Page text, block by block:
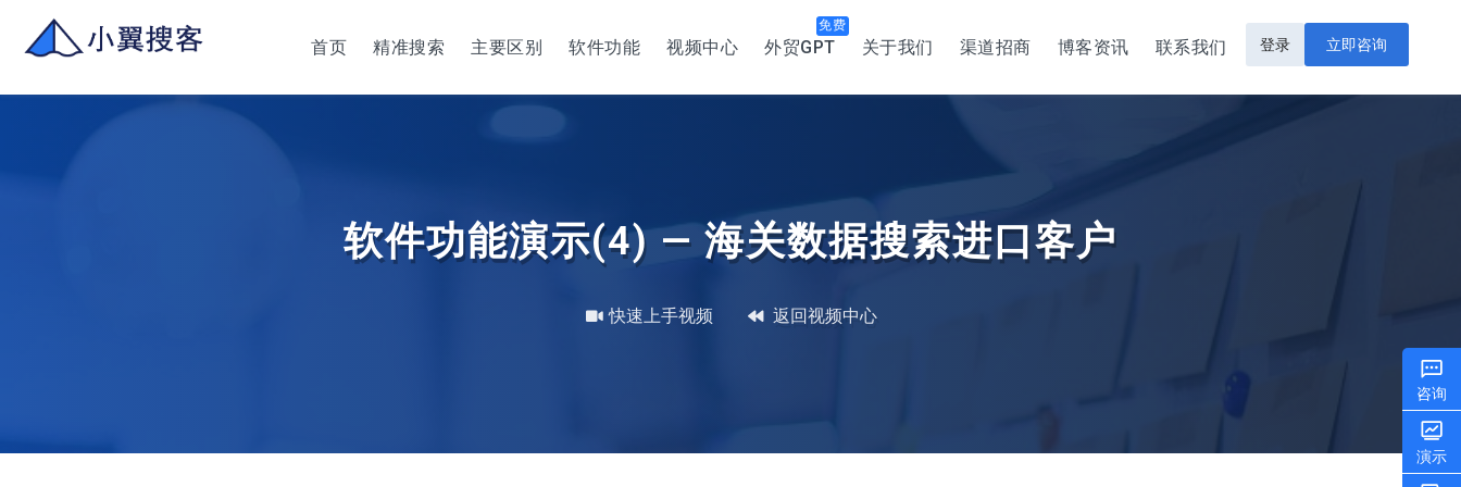
首页 精准搜索 主要区别 软件功能 视频中心 外贸GPT 关于我们 渠道招商 博客资讯 联系我们 登录 立即咨询
软件功能演示(4) — 海关数据搜索进口客户
快速上手视频 返回视频中心
咨询
演示